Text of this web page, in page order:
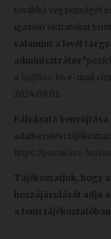
továbbá végzettségét
igazoló okiratokat
valamint a levél
adminisztrátor ”
a hr@kre.hu e-mail
2024.09.01.
Pályázata benyújtása
adatkezelési
https://portal.kre.hu/
Tájékoztatjuk, hogy
hozzájárulását adja
a fenti